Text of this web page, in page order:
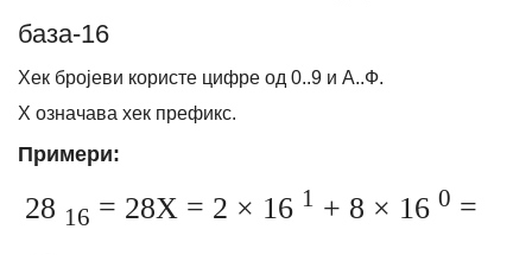
база-16
Хек бројеви користе цифре од 0..9 и А..Ф.
Х означава хек префикс.
Примери:
28 16 = 28Х = 2 × 16 1 + 8 × 16 0 =